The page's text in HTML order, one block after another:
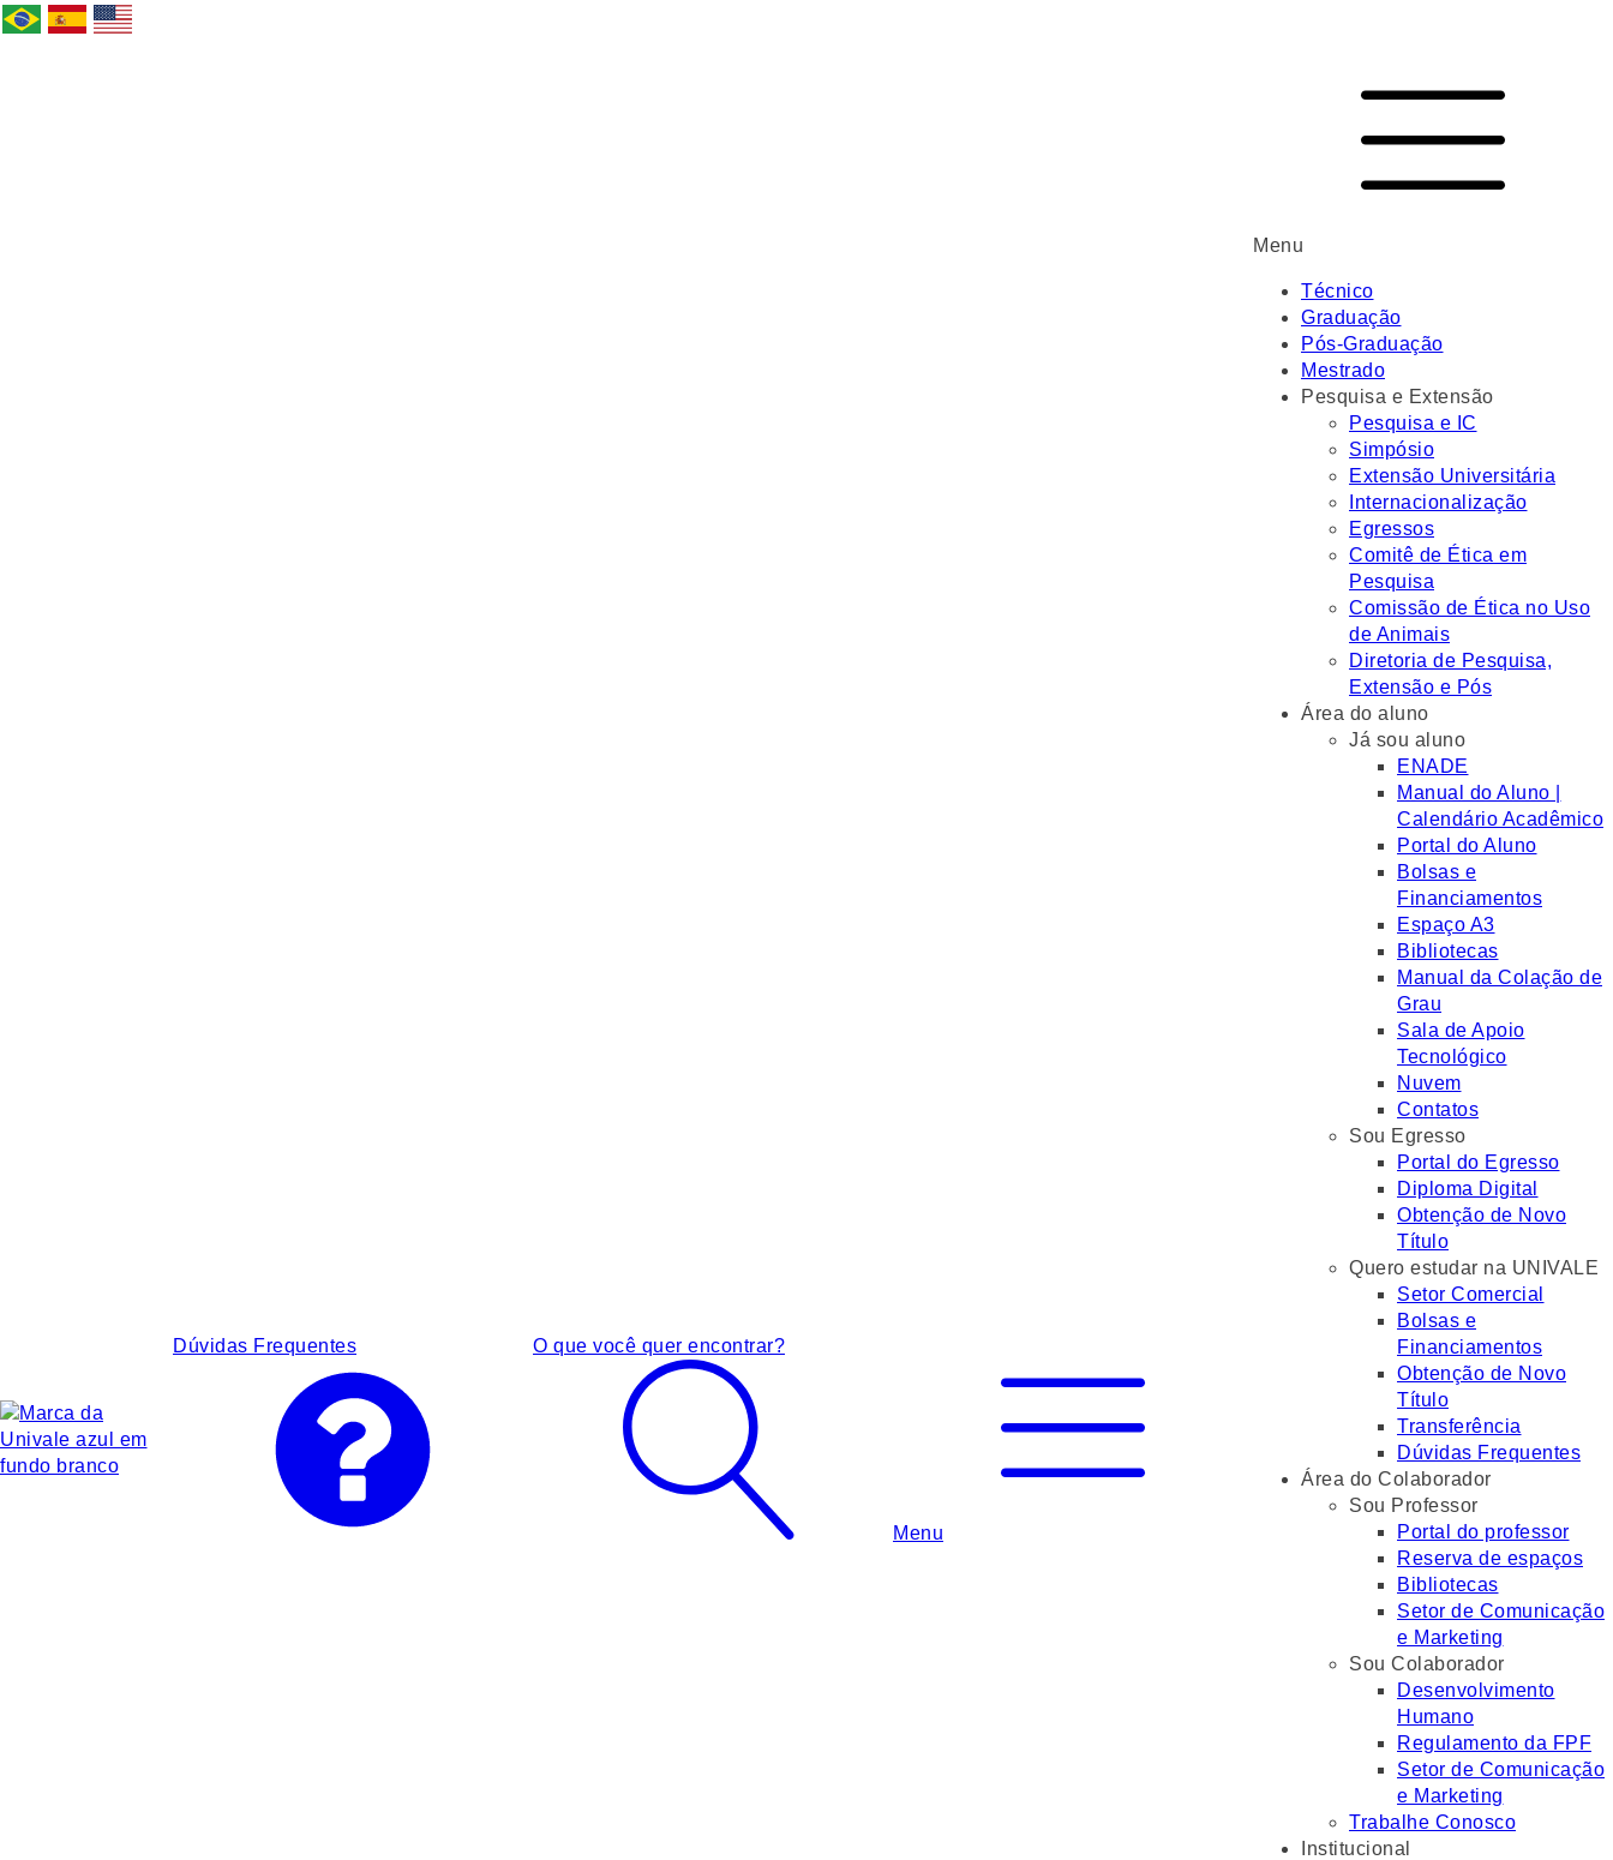
Dúvidas Frequentes O que você quer encontrar?
Menu
Menu
Técnico
Graduação
Pós-Graduação
Mestrado
Pesquisa e Extensão
Pesquisa e IC
Simpósio
Extensão Universitária
Internacionalização
Egressos
Comitê de Ética em
Pesquisa
Comissão de Ética no Uso
de Animais
Diretoria de Pesquisa,
Extensão e Pós
Área do aluno
Já sou aluno
ENADE
Manual do Aluno |
Calendário Acadêmico
Portal do Aluno
Bolsas e
Financiamentos
Espaço A3
Bibliotecas
Manual da Colação de
Grau
Sala de Apoio
Tecnológico
Nuvem
Contatos
Sou Egresso
Portal do Egresso
Diploma Digital
Obtenção de Novo
Título
Quero estudar na UNIVALE
Setor Comercial
Bolsas e
Financiamentos
Obtenção de Novo
Título
Transferência
Dúvidas Frequentes
Área do Colaborador
Sou Professor
Portal do professor
Reserva de espaços
Bibliotecas
Setor de Comunicação
e Marketing
Sou Colaborador
Desenvolvimento
Humano
Regulamento da FPF
Setor de Comunicação
e Marketing
Trabalhe Conosco
Institucional